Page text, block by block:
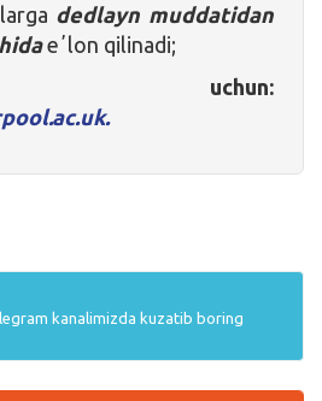
dedlayn muddatidan
eʼlon qilinadi;
uchun:
kanalimizda kuzatib boring